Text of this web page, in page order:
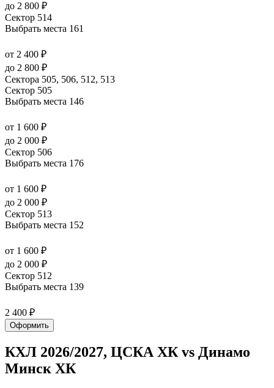
до 2 800 ₽
Сектор 514
Выбрать места 161
от 2 400 ₽
до 2 800 ₽
Сектора 505, 506, 512, 513
Сектор 505
Выбрать места 146
от 1 600 ₽
до 2 000 ₽
Сектор 506
Выбрать места 176
от 1 600 ₽
до 2 000 ₽
Сектор 513
Выбрать места 152
от 1 600 ₽
до 2 000 ₽
Сектор 512
Выбрать места 139
2 400 ₽
Оформить
КХЛ 2026/2027, ЦСКА ХК vs Динамо
Минск ХК